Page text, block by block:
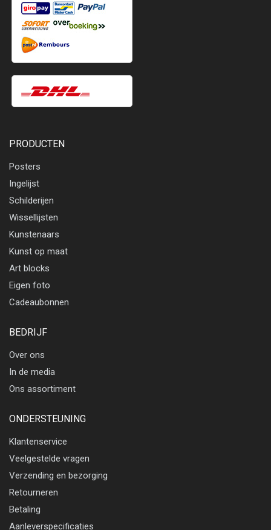
PRODUCTEN
Posters
Ingelijst
Schilderijen
Wissellijsten
Kunstenaars
Kunst op maat
Art blocks
Eigen foto
Cadeaubonnen
BEDRIJF
Over ons
In de media
Ons assortiment
ONDERSTEUNING
Klantenservice
Veelgestelde vragen
Verzending en bezorging
Retourneren
Betaling
Aanleverspecificaties